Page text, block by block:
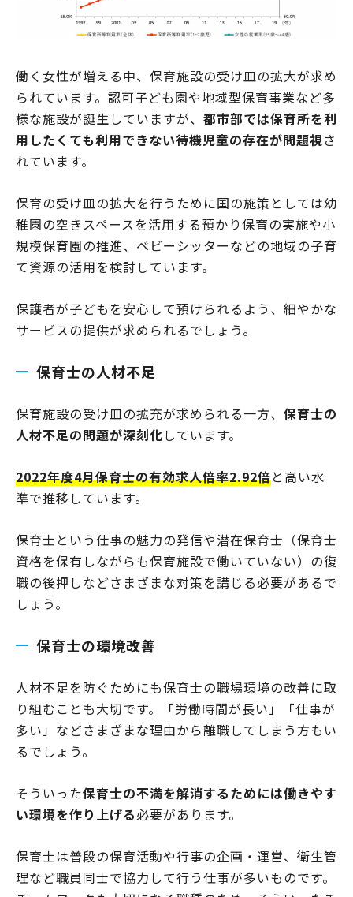
働く女性が増える中、保育施設の受け皿の拡大が求め
られています。認可子ども園や地域型保育事業など多
様な施設が誕生していますが、 都市部では保育所を利
用したくても利用できない待機児童の存在が問題視さ
れています。
保育の受け皿の拡大を行うために国の施策としては幼
稚園の空きスペースを活用する預かり保育の実施や小
規模保育園の推進、ベビーシッターなどの地域の子育
て資源の活用を検討しています。
保護者が子どもを安心して預けられるよう、細やかな
サービスの提供が求められるでしょう。
保育士の人材不足
保育施設の受け皿の拡充が求められる一方、 保育士の
人材不足の問題が深刻化しています。
2022年度4月保育士の有効求人倍率2.92倍と高い水
準で推移しています。
保育士という仕事の魅力の発信や潜在保育士（保育士
資格を保有しながらも保育施設で働いていない）の復
職の後押しなどさまざまな対策を講じる必要があるで
しょう。
保育士の環境改善
人材不足を防ぐためにも保育士の職場環境の改善に取
り組むことも大切です。「労働時間が長い」「仕事が
多い」などさまざまな理由から離職してしまう方もい
るでしょう。
そういった保育士の不満を解消するためには働きやす
い環境を作り上げる必要があります。
保育士は普段の保育活動や行事の企画・運営、衛生管
理など職員同士で協力して行う仕事が多いものです。